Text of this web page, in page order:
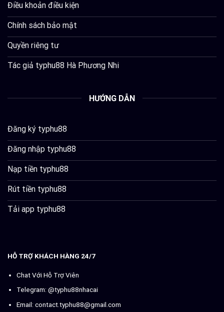
Điều khoản điều kiện
Chính sách bảo mật
Quyền riêng tư
Tác giả typhu88 Hà Phương Nhi
HƯỚNG DẪN
Đăng ký typhu88
Đăng nhập typhu88
Nạp tiền typhu88
Rút tiền typhu88
Tải app typhu88
HỖ TRỢ KHÁCH HÀNG 24/7
Chat Với Hỗ Trợ Viên
Telegram: @typhu88nhacai
Email: contact.typhu88@gmail.com